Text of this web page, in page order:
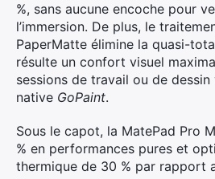
%, sans aucune encoche pour
l’immersion. De plus, le
PaperMatte élimine la quasi-
résulte un confort visuel
sessions de travail ou de dessin
native GoPaint.
Sous le capot, la MatePad Pro
% en performances pures et
thermique de 30 % par rapport